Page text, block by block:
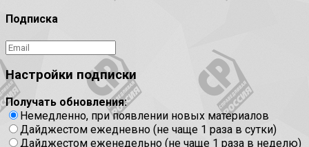
Подписка
Настройки подписки
Получать обновления:
Немедленно, при появлении новых материалов
Дайджестом ежедневно (не чаще 1 раза в сутки)
Дайджестом еженедельно (не чаще 1 раза в неделю)